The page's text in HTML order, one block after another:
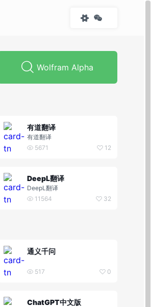
Wolfram Alpha
有道翻译
有道翻译
5671
12
DeepL翻译
DeepL翻译
11564
32
通义千问
517 0
ChatGPT中文版